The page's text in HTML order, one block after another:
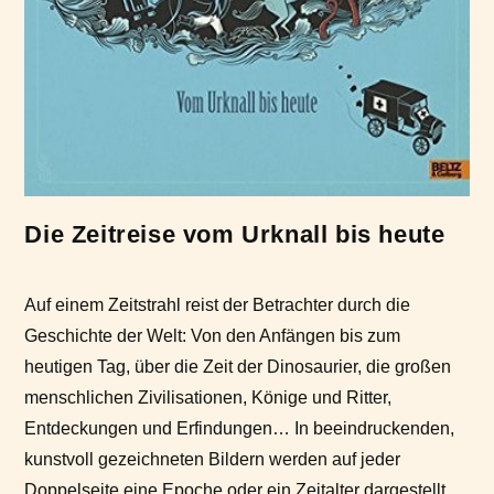
Die Zeitreise vom Urknall bis heute
Auf einem Zeitstrahl reist der Betrachter durch die
Geschichte der Welt: Von den Anfängen bis zum
heutigen Tag, über die Zeit der Dinosaurier, die großen
menschlichen Zivilisationen, Könige und Ritter,
Entdeckungen und Erfindungen… In beeindruckenden,
kunstvoll gezeichneten Bildern werden auf jeder
Doppelseite eine Epoche oder ein Zeitalter dargestellt.